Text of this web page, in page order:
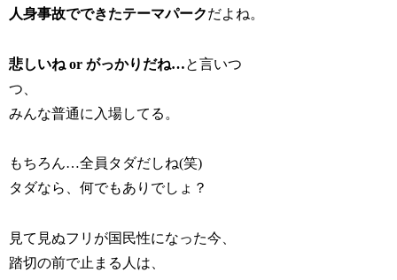
人身事故でできたテーマパークだよね。
悲しいね or がっかりだね…と言いつ
つ、
みんな普通に入場してる。
もちろん…全員タダだしね(笑)
タダなら、何でもありでしょ？
見て見ぬフリが国民性になった今、
踏切の前で止まる人は、